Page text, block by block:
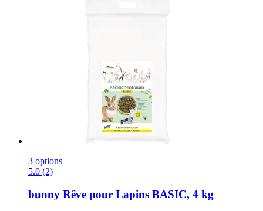
3 options
5.0 (2)
bunny Rêve pour Lapins BASIC, 4 kg